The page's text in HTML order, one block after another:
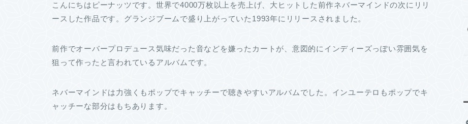
こんにちはピーナッツです。世界で4000万枚以上を売上げ、大ヒットした前作ネバーマインドの次にリリ
ースした作品です。グランジブームで盛り上がっていた1993年にリリースされました。
前作でオーバープロデュース気味だった音などを嫌ったカートが、意図的にインディーズっぽい雰囲気を
狙って作ったと言われているアルバムです。
ネバーマインドは力強くもポップでキャッチーで聴きやすいアルバムでした。インユーテロもポップでキ
ャッチーな部分はもちあります。